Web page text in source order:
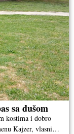
sa dušom
kostima i dobro
Kajzer, vlasnika